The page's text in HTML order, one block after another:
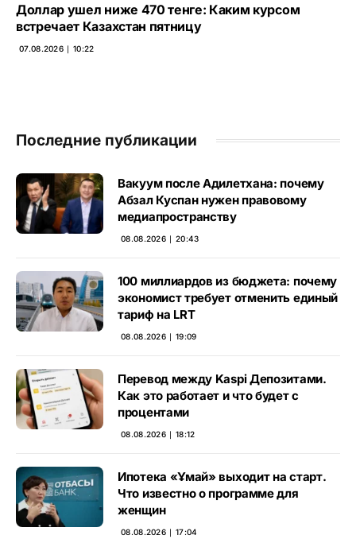
Доллар ушел ниже 470 тенге: Каким курсом
встречает Казахстан пятницу
07.08.2026 ∣ 10:22
Последние публикации
Вакуум после Адилетхана: почему
Абзал Куспан нужен правовому
медиапространству
08.08.2026 ∣ 20:43
100 миллиардов из бюджета: почему
экономист требует отменить единый
тариф на LRT
08.08.2026 ∣ 19:09
Перевод между Kaspi Депозитами.
Как это работает и что будет с
процентами
08.08.2026 ∣ 18:12
Ипотека «Ұмай» выходит на старт.
Что известно о программе для
женщин
08.08.2026 ∣ 17:04